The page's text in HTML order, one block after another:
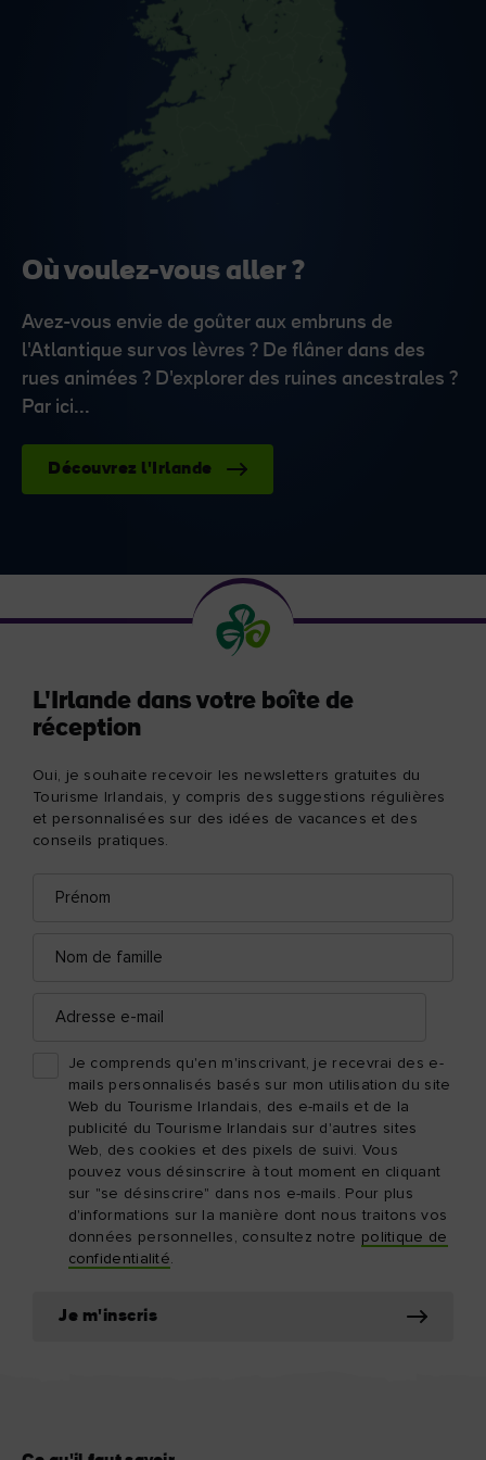
Où voulez-vous aller ?
Avez-vous envie de goûter aux embruns de
l'Atlantique sur vos lèvres ? De flâner dans des
rues animées ? D'explorer des ruines ancestrales ?
Par ici...
Découvrez l'Irlande
L'Irlande dans votre boîte de
réception
Oui, je souhaite recevoir les newsletters gratuites du
Tourisme Irlandais, y compris des suggestions régulières
et personnalisées sur des idées de vacances et des
conseils pratiques.
Je comprends qu'en m'inscrivant, je recevrai des e-
mails personnalisés basés sur mon utilisation du site
Web du Tourisme Irlandais, des e-mails et de la
publicité du Tourisme Irlandais sur d'autres sites
Web, des cookies et des pixels de suivi. Vous
pouvez vous désinscrire à tout moment en cliquant
sur "se désinscrire" dans nos e-mails. Pour plus
d'informations sur la manière dont nous traitons vos
données personnelles, consultez notre politique de
confidentialité.
Je m'inscris